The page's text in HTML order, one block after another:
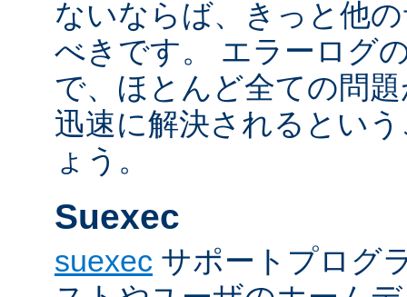
ないならば、きっと他
べきです。 エラーログ
で、ほとんど全ての問
迅速に解決されるとい
ょう。
Suexec
suexec サポートプログ